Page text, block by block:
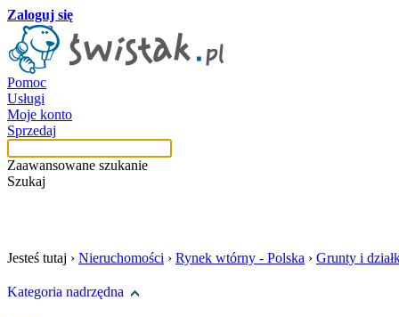
Zaloguj się
Pomoc
Usługi
Moje konto
Sprzedaj
Zaawansowane szukanie
Szukaj
Jesteś tutaj › Nieruchomości › Rynek wtórny - Polska › Grunty i
Kategoria nadrzędna